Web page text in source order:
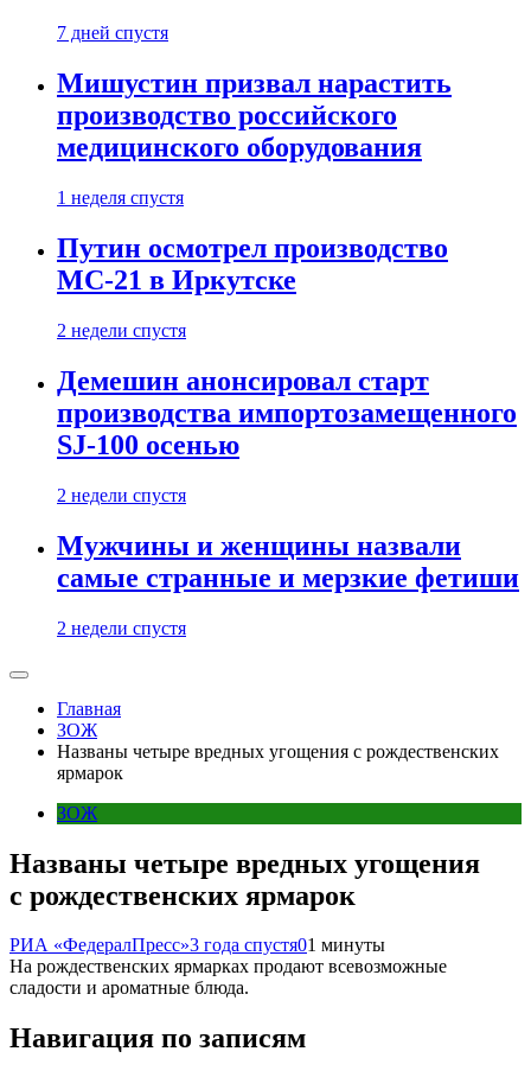
7 дней спустя
Мишустин призвал нарастить
производство российского
медицинского оборудования
1 неделя спустя
Путин осмотрел производство
МС-21 в Иркутске
2 недели спустя
Демешин анонсировал старт
производства импортозамещенного
SJ-100 осенью
2 недели спустя
Мужчины и женщины назвали
самые странные и мерзкие фетиши
2 недели спустя
Главная
ЗОЖ
Названы четыре вредных угощения с рождественских
ярмарок
ЗОЖ
Названы четыре вредных угощения
с рождественских ярмарок
РИА «ФедералПресс»3 года спустя01 минуты
На рождественских ярмарках продают всевозможные
сладости и ароматные блюда.
Навигация по записям